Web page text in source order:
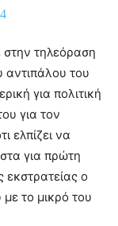
τηλεόραση
αντιπάλου του
για πολιτική
για τον
ελπίζει να
για πρώτη
ο
το μικρό του